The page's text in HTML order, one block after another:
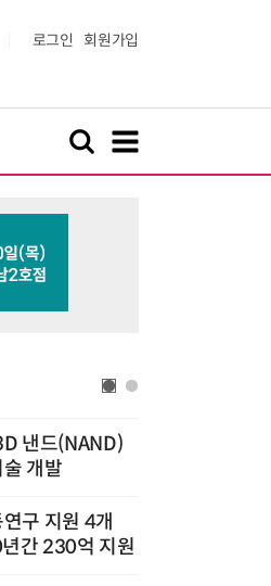
로그인 회원가입
낸드(NAND)
개발
구 지원 4개
간 230억 지원